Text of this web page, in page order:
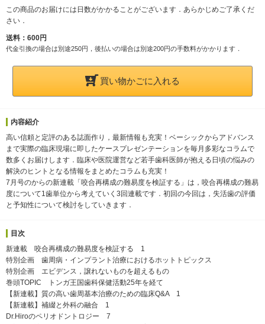
この商品のお届けには日数がかかることがございます．あらかじめご了承くだ
さい．
送料：600円
代金引換の場合は別途250円，後払いの場合は別途200円の手数料がかかります．
買い物かごに入れる
内容紹介
高い信頼と定評のある誌面作り，最新情報も充実！ベーシックからアドバンス
まで実際の臨床現場に即したケースプレゼンテーションを毎月多彩なコラムで
数多くお届けします．臨床や医院運営など若手歯科医師が抱える日頃の悩みの
解決のヒントとなる情報をまとめたコラムも充実！
7月号のからの新連載「咬合再構成の難易度を検証する」は，咬合再構成の難易
度について1歯単位から考えていく3回連載です．初回の今回は，失活歯の評価
と予知性について検討をしていきます．
目次
新連載 咬合再構成の難易度を検証する 1
特別企画 歯周病・インプラント治療におけるホットトピックス
特別企画 エビデンス，譲れないものを超えるもの
巻頭TOPIC トンガ王国歯科保健活動25年を経て
【新連載】質の高い歯周基本治療のための臨床Q&A 1
【新連載】補綴と外科の融合 1
Dr.Hiroのペリオドントロジー 7